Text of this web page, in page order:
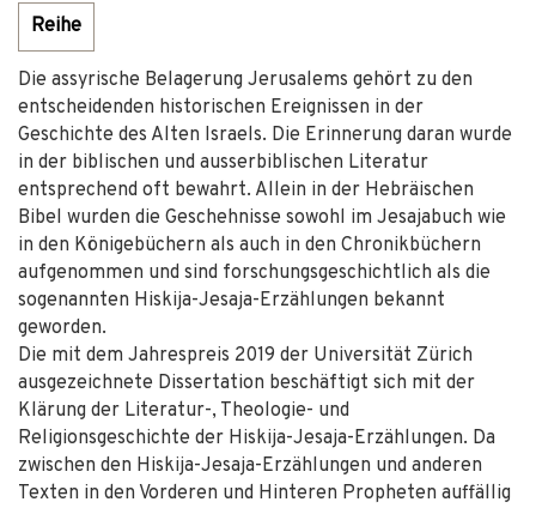
Reihe
Die assyrische Belagerung Jerusalems gehört zu den
entscheidenden historischen Ereignissen in der
Geschichte des Alten Israels. Die Erinnerung daran wurde
in der biblischen und ausserbiblischen Literatur
entsprechend oft bewahrt. Allein in der Hebräischen
Bibel wurden die Geschehnisse sowohl im Jesajabuch wie
in den Königebüchern als auch in den Chronikbüchern
aufgenommen und sind forschungsgeschichtlich als die
sogenannten Hiskija-Jesaja-Erzählungen bekannt
geworden.
Die mit dem Jahrespreis 2019 der Universität Zürich
ausgezeichnete Dissertation beschäftigt sich mit der
Klärung der Literatur-, Theologie- und
Religionsgeschichte der Hiskija-Jesaja-Erzählungen. Da
zwischen den Hiskija-Jesaja-Erzählungen und anderen
Texten in den Vorderen und Hinteren Propheten auffällig